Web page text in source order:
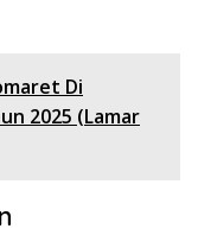
Di
2025 (Lamar